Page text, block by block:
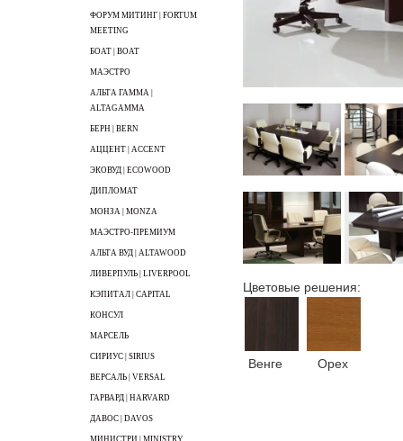
Цветовые решения:
Венге Орех
ФОРУМ МИТИНГ | FORTUM
MEETING
БОАТ | BOAT
МАЭСТРО
АЛЬТА ГАММА |
ALTAGAMMA
БЕРН | BERN
АЦЦЕНТ | ACCENT
ЭКОВУД | ECOWOOD
ДИПЛОМАТ
МОНЗА | MONZA
МАЭСТРО-ПРЕМИУМ
АЛЬТА ВУД | ALTAWOOD
ЛИВЕРПУЛЬ | LIVERPOOL
КЭПИТАЛ | CAPITAL
КОНСУЛ
МАРСЕЛЬ
СИРИУС | SIRIUS
ВЕРСАЛЬ | VERSAL
ГАРВАРД | HARVARD
ДАВОС | DAVOS
МИНИСТРИ | MINISTRY